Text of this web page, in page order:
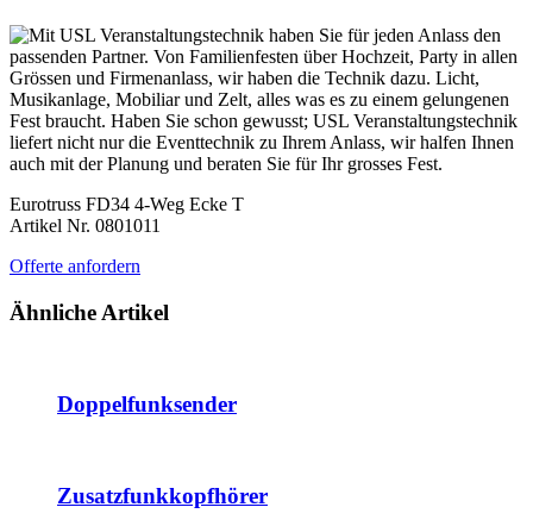
Eurotruss FD34 4-Weg Ecke T
Artikel Nr. 0801011
Offerte anfordern
Ähnliche Artikel
Doppelfunksender
Zusatzfunkkopfhörer